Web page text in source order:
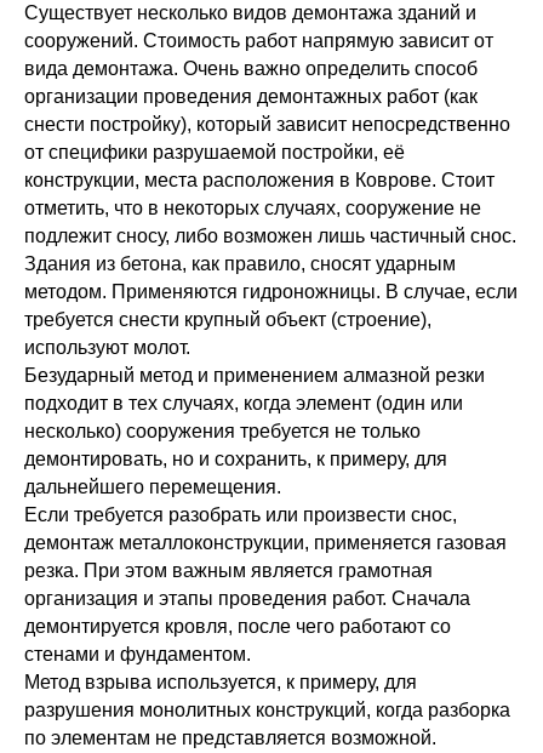
Существует несколько видов демонтажа зданий и
сооружений. Стоимость работ напрямую зависит от
вида демонтажа. Очень важно определить способ
организации проведения демонтажных работ (как
снести постройку), который зависит непосредственно
от специфики разрушаемой постройки, её
конструкции, места расположения в Коврове. Стоит
отметить, что в некоторых случаях, сооружение не
подлежит сносу, либо возможен лишь частичный снос.
Здания из бетона, как правило, сносят ударным
методом. Применяются гидроножницы. В случае, если
требуется снести крупный объект (строение),
используют молот.
Безударный метод и применением алмазной резки
подходит в тех случаях, когда элемент (один или
несколько) сооружения требуется не только
демонтировать, но и сохранить, к примеру, для
дальнейшего перемещения.
Если требуется разобрать или произвести снос,
демонтаж металлоконструкции, применяется газовая
резка. При этом важным является грамотная
организация и этапы проведения работ. Сначала
демонтируется кровля, после чего работают со
стенами и фундаментом.
Метод взрыва используется, к примеру, для
разрушения монолитных конструкций, когда разборка
по элементам не представляется возможной.